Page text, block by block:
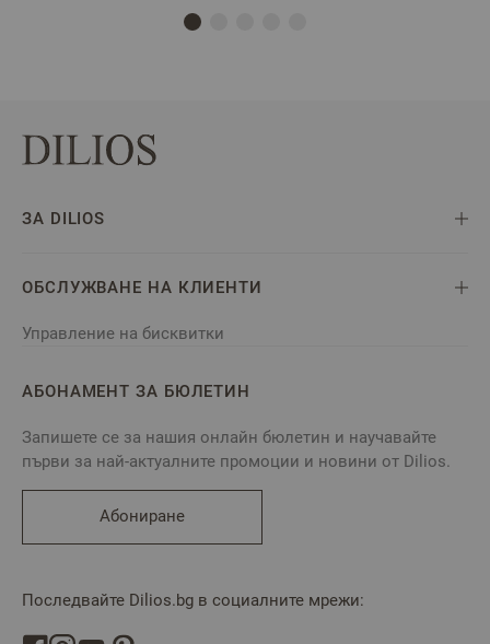
ЗА DILIOS
ОБСЛУЖВАНЕ НА КЛИЕНТИ
Управление на бисквитки
АБОНАМЕНТ ЗА БЮЛЕТИН
Запишете се за нашия онлайн бюлетин и научавайте
първи за най-актуалните промоции и новини от Dilios.
Абониране
Последвайте Dilios.bg в социалните мрежи: